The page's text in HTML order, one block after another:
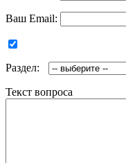
Ваш Email:
Раздел:
Текст вопроса